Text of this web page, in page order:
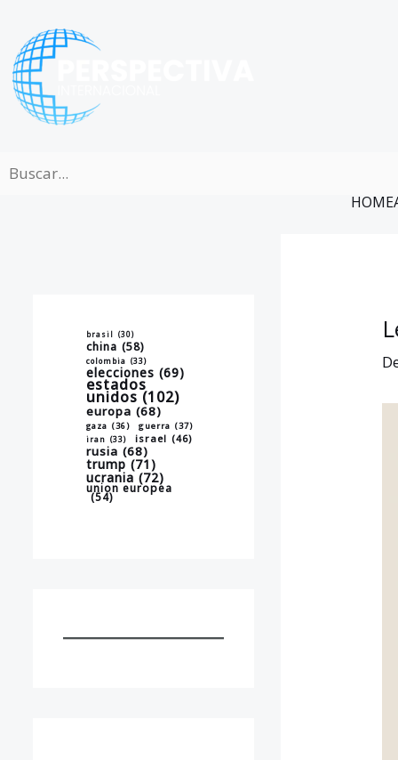
contenido
HOME
brasil (30)
china (58)
colombia (33)
elecciones (69)
estados
unidos (102)
europa (68)
gaza (36) guerra (37)
iran (33) israel (46)
rusia (68)
trump (71)
ucrania (72)
union europea
(54)